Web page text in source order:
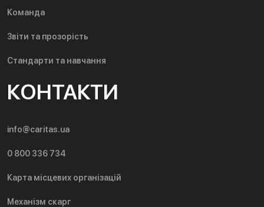
Команда
Звіти та прозорість
Стандарти та навчання
КОНТАКТИ
info@caritas.ua
0 800 336 734
Карта місцевих організацій
Механізм скарг